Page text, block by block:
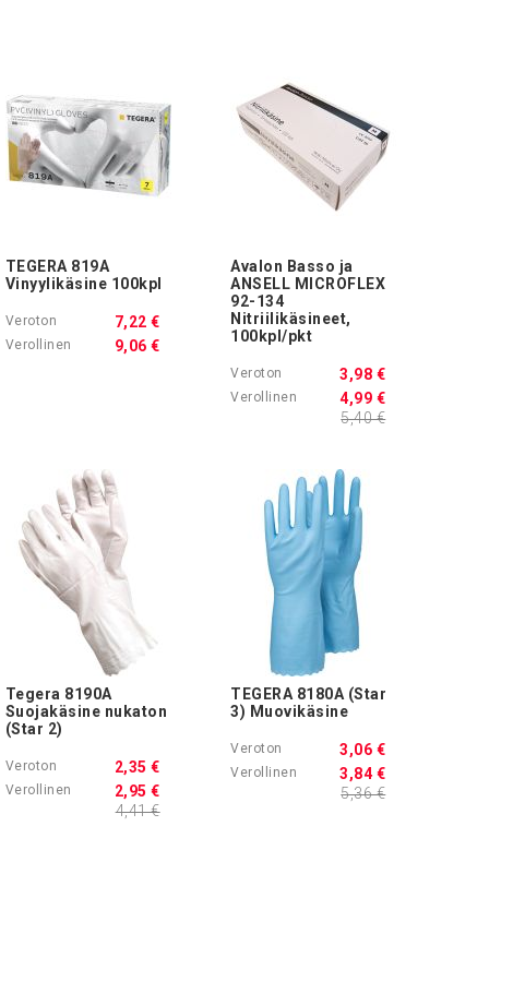
TEGERA 819A
Vinyylikäsine 100kpl
9,06 €
7,22 €
Avalon Basso ja
ANSELL MICROFLEX
92-134
Nitriilikäsineet,
100kpl/pkt
4,99 €
3,98 €
5,40 €
Tegera 8190A
Suojakäsine nukaton
(Star 2)
2,95 €
2,35 €
4,41 €
TEGERA 8180A (Star
3) Muovikäsine
3,84 €
3,06 €
5,36 €